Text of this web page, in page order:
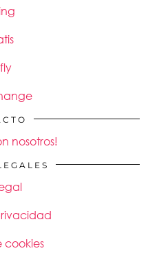
nosotros!
cookies